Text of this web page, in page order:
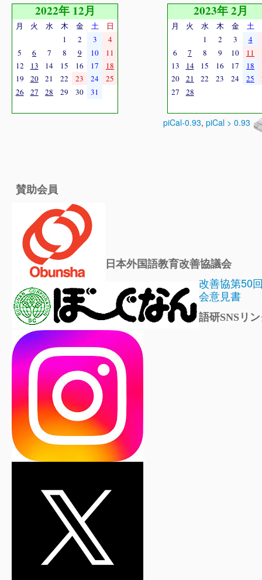
2022年 12月
月 火 水 木 金 土
日
1
2 3
4
5
6 7 8 9 10
11
12
13 14 15 16 17
18
19
20 21 22 23 24
25
26
27 28 29 30 31
2023年 2月
月 火 水 木 金 土
1
2 3
4
6
7 8 9 10 11
13
14 15 16 17 18
20
21 22 23 24 25
27
28
piCal-0.93, piCal > 0.93
賛助会員
日本外国語教育改善協議会
改善協第50
会意見書
語研SNSリ